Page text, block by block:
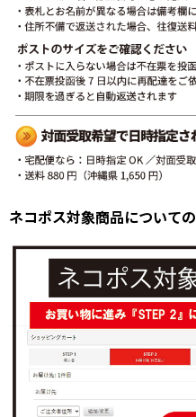
ネコポス対象商品について